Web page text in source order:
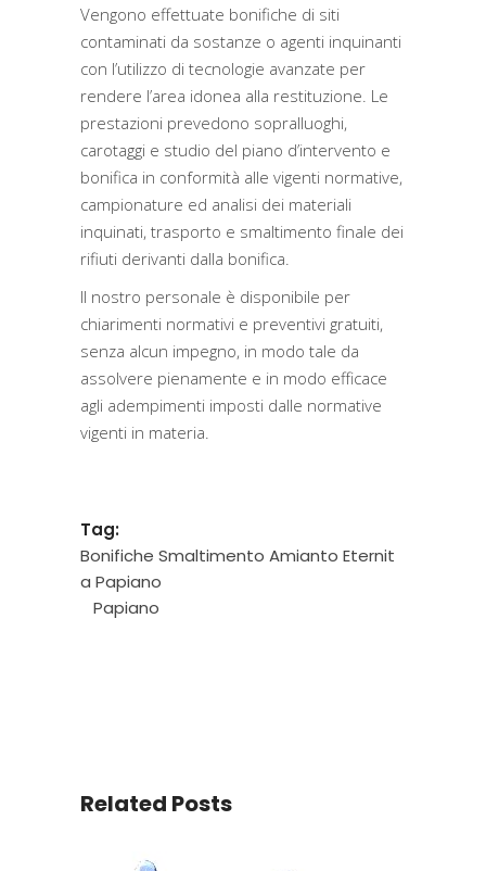
Vengono effettuate bonifiche di siti
contaminati da sostanze o agenti inquinanti
con l’utilizzo di tecnologie avanzate per
rendere l’area idonea alla restituzione. Le
prestazioni prevedono sopralluoghi,
carotaggi e studio del piano d’intervento e
bonifica in conformità alle vigenti normative,
campionature ed analisi dei materiali
inquinati, trasporto e smaltimento finale dei
rifiuti derivanti dalla bonifica.
Il nostro personale è disponibile per
chiarimenti normativi e preventivi gratuiti,
senza alcun impegno, in modo tale da
assolvere pienamente e in modo efficace
agli adempimenti imposti dalle normative
vigenti in materia.
Tag:
Bonifiche Smaltimento Amianto Eternit
a Papiano
Papiano
Related Posts